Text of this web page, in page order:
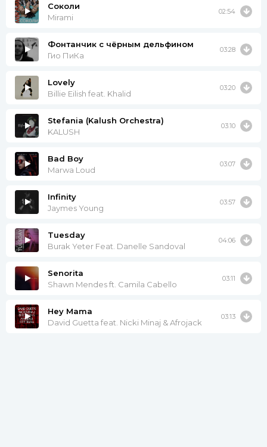
Соколи
Mirami
02:54
Фонтанчик с чёрным дельфином
Гио ПиКа
03:28
Lovely
Billie Eilish feat. Khalid
03:20
Stefania (Kalush Orchestra)
KALUSH
03:10
Bad Boy
Marwa Loud
03:07
Infinity
Jaymes Young
03:57
Tuesday
Burak Yeter Feat. Danelle Sandoval
04:06
Senorita
Shawn Mendes ft. Camila Cabello
03:11
Hey Mama
David Guetta feat. Nicki Minaj & Afrojack
03:13